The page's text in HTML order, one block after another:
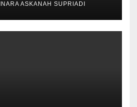
INARA ASKANAH SUPRIADI